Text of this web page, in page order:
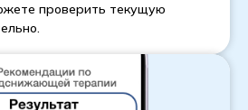
проверить текущую